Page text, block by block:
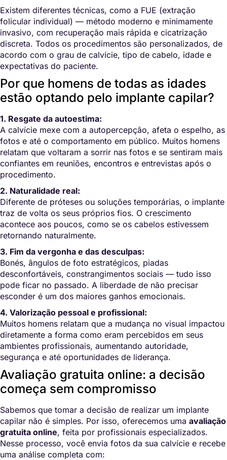
Existem diferentes técnicas, como a FUE (extração
folicular individual) — método moderno e minimamente
invasivo, com recuperação mais rápida e cicatrização
discreta. Todos os procedimentos são personalizados, de
acordo com o grau de calvície, tipo de cabelo, idade e
expectativas do paciente.
Por que homens de todas as idades
estão optando pelo implante capilar?
1. Resgate da autoestima:
A calvície mexe com a autopercepção, afeta o espelho, as
fotos e até o comportamento em público. Muitos homens
relatam que voltaram a sorrir nas fotos e se sentiram mais
confiantes em reuniões, encontros e entrevistas após o
procedimento.
2. Naturalidade real:
Diferente de próteses ou soluções temporárias, o implante
traz de volta os seus próprios fios. O crescimento
acontece aos poucos, como se os cabelos estivessem
retornando naturalmente.
3. Fim da vergonha e das desculpas:
Bonés, ângulos de foto estratégicos, piadas
desconfortáveis, constrangimentos sociais — tudo isso
pode ficar no passado. A liberdade de não precisar
esconder é um dos maiores ganhos emocionais.
4. Valorização pessoal e profissional:
Muitos homens relatam que a mudança no visual impactou
diretamente a forma como eram percebidos em seus
ambientes profissionais, aumentando autoridade,
segurança e até oportunidades de liderança.
Avaliação gratuita online: a decisão
começa sem compromisso
Sabemos que tomar a decisão de realizar um implante
capilar não é simples. Por isso, oferecemos uma avaliação
gratuita online, feita por profissionais especializados.
Nesse processo, você envia fotos da sua calvície e recebe
uma análise completa com: